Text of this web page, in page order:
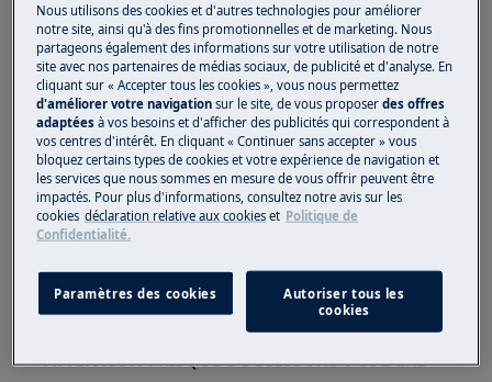
Toujours faire attention lors du déplacement
des appareils. Pour les appareils lourds, il est
plus sûr que deux personnes les déplacent.
Utilisez toujours des gants de sécurité et des
chaussures de sécurité. Portez des gants de
sécurité en tout temps pour vous protéger des
coupures dues aux bords tranchants.
ATTENTION !RISQUE DE BLESSURE OCULAIRE
Nous utilisons des cookies et d'autres technologies pour améliorer
notre site, ainsi qu'à des fins promotionnelles et de marketing. Nous
partageons également des informations sur votre utilisation de notre
site avec nos partenaires de médias sociaux, de publicité et d'analyse. En
cliquant sur « Accepter tous les cookies », vous nous permettez
d'améliorer votre navigation sur le site, de vous proposerdes offres
adaptées à vos besoins et d'afficher des publicités qui correspondent à
vos centres d'intérêt. En cliquant « Continuer sans accepter » vous
bloquez certains types de cookies et votre expérience de navigation et
les services que nous sommes en mesure de vous offrir peuvent être
impactés. Pour plus d'informations, consultez notre avis sur les
cookies déclaration relative aux cookies et Politique de
Confidentialité.
Paramètres des cookies
Autoriser tous les
cookies